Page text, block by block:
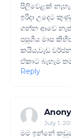
පිලිවෙළක්
ඉරිදා උදෙට
ගන්න ආවෙ
පසුගිය මාස
කයිය,වැඩ
ඒකාට බැහැම
Reply
July 1,
මම ඉන්නේ